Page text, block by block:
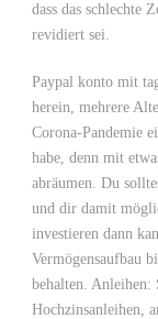
dass das schlechte
revidiert sei.
Paypal konto mit
herein, mehrere
Corona-Pandemie
habe, denn mit
abräumen. Du
und dir damit
investieren dann
Vermögensaufbau
behalten. Anleihen:
Hochzinsanleihen,